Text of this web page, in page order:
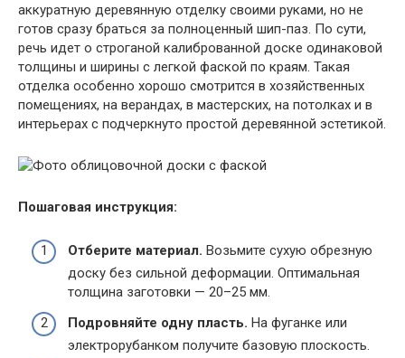
аккуратную деревянную отделку своими руками, но не
готов сразу браться за полноценный шип-паз. По сути,
речь идет о строганой калиброванной доске одинаковой
толщины и ширины с легкой фаской по краям. Такая
отделка особенно хорошо смотрится в хозяйственных
помещениях, на верандах, в мастерских, на потолках и в
интерьерах с подчеркнуто простой деревянной эстетикой.
Пошаговая инструкция:
Отберите материал. Возьмите сухую обрезную
доску без сильной деформации. Оптимальная
толщина заготовки — 20–25 мм.
Подровняйте одну пласть. На фуганке или
электрорубанком получите базовую плоскость.